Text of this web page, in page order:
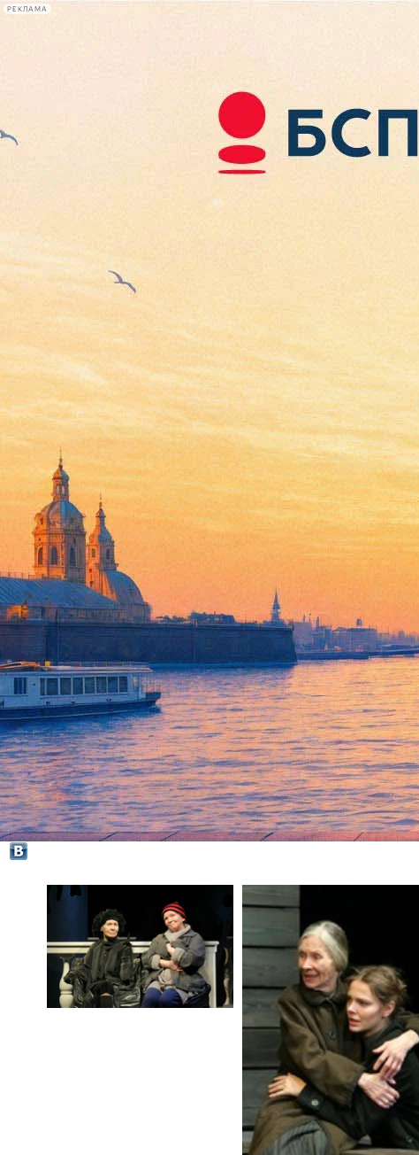
РЕКЛАМА
лекции
книги
В МДТ отметили юбилей
09 сентября 2014,11:40 Версия для печати